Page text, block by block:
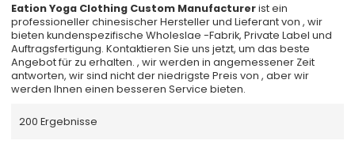
Eation Yoga Clothing Custom Manufacturerist ein
professioneller chinesischer Hersteller und Lieferant von, wir
bieten kundenspezifische Wholeslae-Fabrik, Private Labelund
Auftragsfertigung. Kontaktieren Sie uns jetzt, um das beste
Angebot für zu erhalten. , wir werden in angemessener Zeit
antworten, wir sind nicht der niedrigste Preis von, aber wir
werden Ihnen einen besseren Service bieten.
200 Ergebnisse